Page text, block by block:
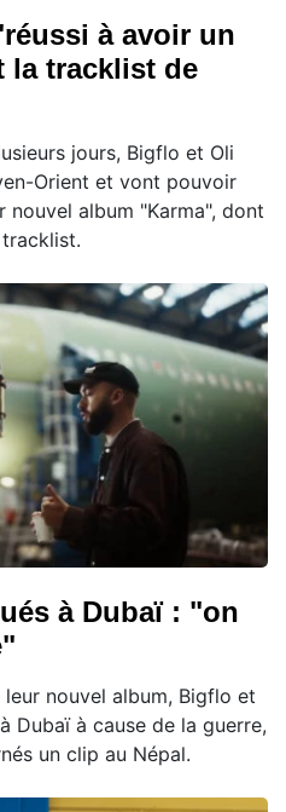
à avoir un
la tracklist de
jours, Bigflo et Oli
Orient et vont pouvoir
album "Karma", dont
à Dubaï : "on
nouvel album, Bigflo et
Dubaï à cause de la guerre,
un clip au Népal.